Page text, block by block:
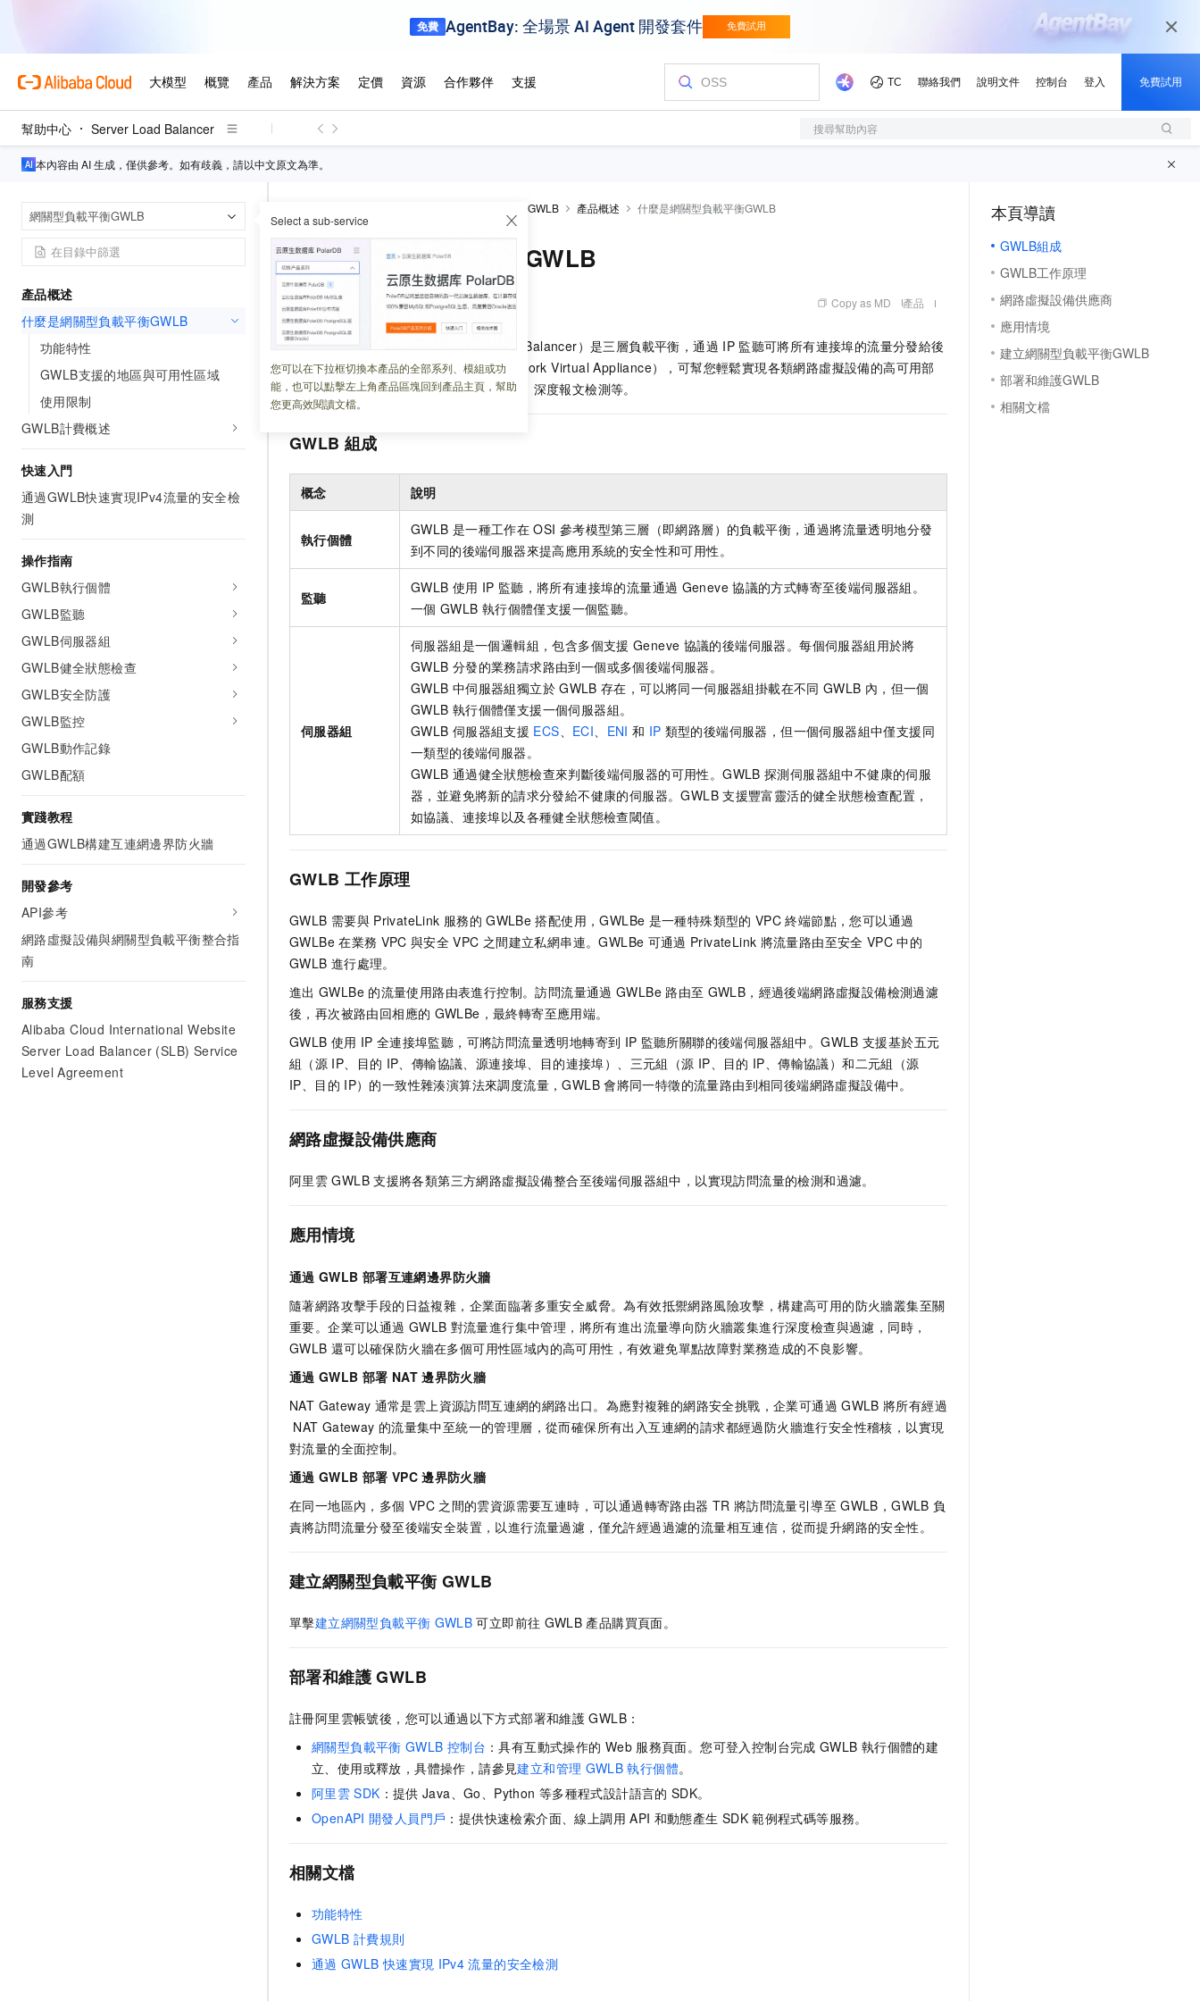
幫助中心 Server Load Balancer 搜尋幫助內容
本內容由 AI 生成，僅供參考。如有歧義，請以中文原文為準。
網關型負載平衡GWLB Select a sub-service
您可以在下拉框切換本產品的全部系列、模組或功
能，也可以點擊左上角產品區塊回到產品主頁，幫助
您更高效閱讀文檔。
產品概述
什麼是網關型負載平衡GWLB
功能特性
GWLB支援的地區與可用性區域
使用限制
GWLB計費概述
快速入門
通過GWLB快速實現IPv4流量的安全檢
測
操作指南
GWLB執行個體
GWLB監聽
GWLB伺服器組
GWLB健全狀態檢查
GWLB安全防護
GWLB監控
GWLB動作記錄
GWLB配額
實踐教程
通過GWLB構建互連網邊界防火牆
開發參考
API參考
網路虛擬設備與網關型負載平衡整合指
南
服務支援
Alibaba Cloud International Website
Server Load Balancer (SLB) Service
Level Agreement
網關型負載平衡GWLB 產品概述 什麼是網關型負載平衡GWLB
什麼是網關型負載平衡GWLB
更新時間： 2025-08-01 16:24:30 Copy as MD 產品
網關型負載平衡 GWLB（Gateway Load Balancer） 是三層負載平衡，通過 IP 監聽可將所有連接埠的流量分發給後
端伺服器組中的網路虛擬設備 NVA（Network Virtual Appliance），可幫您輕鬆實現各類網路虛擬設備的高可用部
署，例如：防火牆、入侵檢測、流量鏡像、深度報文檢測等。
GWLB 組成
概念 說明
執行個體
GWLB 是一種工作在 OSI 參考模型第三層（即網路層）的負載平衡，通過將流量透明地分發
到不同的後端伺服器來提高應用系統的安全性和可用性。
監聽
GWLB 使用 IP 監聽，將所有連接埠的流量通過 Geneve 協議的方式轉寄至後端伺服器組。
一個 GWLB 執行個體僅支援一個監聽。
伺服器組
伺服器組是一個邏輯組，包含多個支援 Geneve 協議的後端伺服器。每個伺服器組用於將
GWLB 分發的業務請求路由到一個或多個後端伺服器。
GWLB 中伺服器組獨立於 GWLB 存在，可以將同一伺服器組掛載在不同 GWLB 內，但一個
GWLB 執行個體僅支援一個伺服器組。
GWLB 伺服器組支援 ECS、 ECI、 ENI 和 IP 類型的後端伺服器，但一個伺服器組中僅支援同
一類型的後端伺服器。
GWLB 通過健全狀態檢查來判斷後端伺服器的可用性。GWLB 探測伺服器組中不健康的伺服
器，並避免將新的請求分發給不健康的伺服器。GWLB 支援豐富靈活的健全狀態檢查配置，
如協議、連接埠以及各種健全狀態檢查閾值。
GWLB 工作原理
GWLB 需要與 PrivateLink 服務的 GWLBe 搭配使用，GWLBe 是一種特殊類型的 VPC 終端節點，您可以通過
GWLBe 在業務 VPC 與安全 VPC 之間建立私網串連。GWLBe 可通過 PrivateLink 將流量路由至安全 VPC 中的
GWLB 進行處理。
進出 GWLBe 的流量使用路由表進行控制。訪問流量通過 GWLBe 路由至 GWLB ，經過後端網路虛擬設備檢測過濾
後，再次被路由回相應的 GWLBe，最終轉寄至應用端。
GWLB 使用 IP 全連接埠監聽，可將訪問流量透明地轉寄到 IP 監聽所關聯的後端伺服器組中。GWLB 支援基於五元
組（源 IP、目的 IP、傳輸協議、源連接埠、目的連接埠）、三元組（源 IP、目的 IP、傳輸協議）和二元組（源
IP、目的 IP）的一致性雜湊演算法來調度流量，GWLB 會將同一特徵的流量路由到相同後端網路虛擬設備中。
網路虛擬設備供應商
阿里雲 GWLB 支援將各類第三方網路虛擬設備整合至後端伺服器組中，以實現訪問流量的檢測和過濾。
應用情境
通過 GWLB 部署互連網邊界防火牆
隨著網路攻擊手段的日益複雜，企業面臨著多重安全威脅。為有效抵禦網路風險攻擊，構建高可用的防火牆叢集至關
重要。企業可以通過 GWLB 對流量進行集中管理，將所有進出流量導向防火牆叢集進行深度檢查與過濾，同時，
GWLB 還可以確保防火牆在多個可用性區域內的高可用性，有效避免單點故障對業務造成的不良影響。
通過 GWLB 部署 NAT 邊界防火牆
NAT Gateway 通常是雲上資源訪問互連網的網路出口。為應對複雜的網路安全挑戰，企業可通過 GWLB 將所有經過
NAT Gateway 的流量集中至統一的管理層，從而確保所有出入互連網的請求都經過防火牆進行安全性稽核，以實現
對流量的全面控制。
通過 GWLB 部署 VPC 邊界防火牆
在同一地區內，多個 VPC 之間的雲資源需要互連時，可以通過轉寄路由器 TR 將訪問流量引導至 GWLB，GWLB 負
責將訪問流量分發至後端安全裝置，以進行流量過濾，僅允許經過過濾的流量相互連信，從而提升網路的安全性。
建立網關型負載平衡 GWLB
單擊建立網關型負載平衡 GWLB 可立即前往 GWLB 產品購買頁面。
部署和維護 GWLB
註冊阿里雲帳號後，您可以通過以下方式部署和維護 GWLB ：
網關型負載平衡 GWLB 控制台 ：具有互動式操作的 Web 服務頁面。您可登入控制台完成 GWLB 執行個體的建
立、使用或釋放，具體操作，請參見建立和管理 GWLB 執行個體。
阿里雲 SDK ：提供 Java、Go、Python 等多種程式設計語言的 SDK。
OpenAPI 開發人員門戶 ：提供快速檢索介面、線上調用 API 和動態產生 SDK 範例程式碼等服務。
相關文檔
功能特性
GWLB 計費規則
通過 GWLB 快速實現 IPv4 流量的安全檢測
本頁導讀
GWLB組成
GWLB工作原理
網路虛擬設備供應商
應用情境
建立網關型負載平衡GWLB
部署和維護GWLB
相關文檔